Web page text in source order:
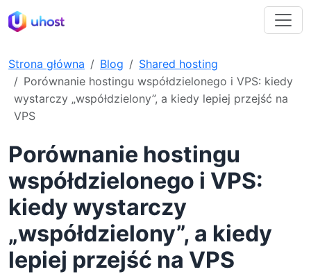
Strona główna Blog
Shared hosting
Porównanie hostingu współdzielonego i VPS: kiedy
wystarczy „współdzielony”, a kiedy lepiej przejść na
VPS
Porównanie hostingu
współdzielonego i VPS:
kiedy wystarczy
„współdzielony”, a kiedy
lepiej przejść na VPS